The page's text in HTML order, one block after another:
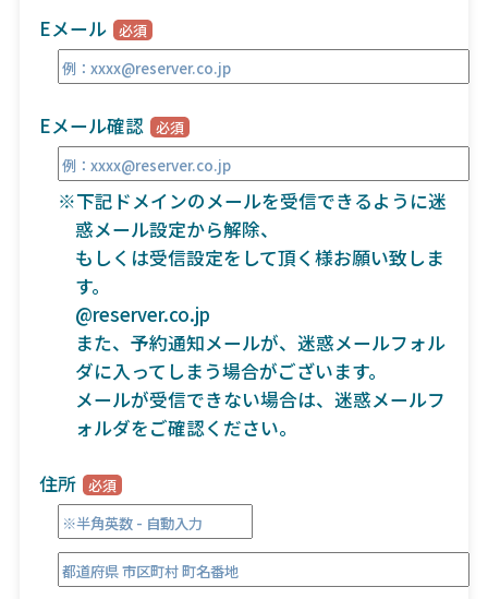
Eメール
Eメール確認
※下記ドメインのメールを受信できるように迷
惑メール設定から解除、
もしくは受信設定をして頂く様お願い致しま
す。
@reserver.co.jp
また、予約通知メールが、迷惑メールフォル
ダに入ってしまう場合がございます。
メールが受信できない場合は、迷惑メールフ
ォルダをご確認ください。
住所